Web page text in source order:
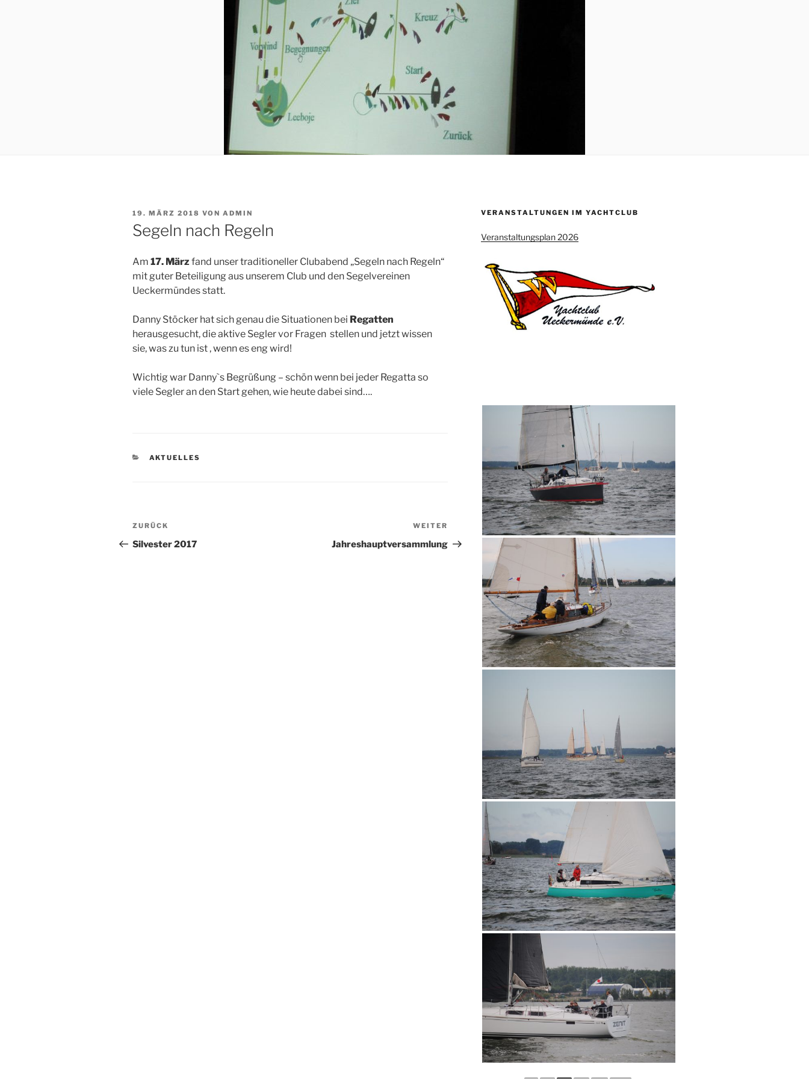
VERÖFFENTLICHT
AM
19. MÄRZ 2018 VON ADMIN
Segeln nach Regeln
Am 17. März fand unser traditioneller Clubabend „Segeln nach Regeln“
mit guter Beteiligung aus unserem Club und den Segelvereinen
Ueckermündes statt.
Danny Stöcker hat sich genau die Situationen bei Regatten
herausgesucht, die aktive Segler vor Fragen stellen und jetzt wissen
sie, was zu tun ist , wenn es eng wird!
Wichtig war Danny`s Begrüßung – schön wenn bei jeder Regatta so
viele Segler an den Start gehen, wie heute dabei sind….
KATEGORIEN
AKTUELLES
Beitragsnavigation
Vorheriger
Beitrag
ZURÜCK
Silvester 2017
Nächster
Beitrag
WEITER
Jahreshauptversammlung
VERANSTALTUNGEN IM YACHTCLUB
Veranstaltungsplan 2026